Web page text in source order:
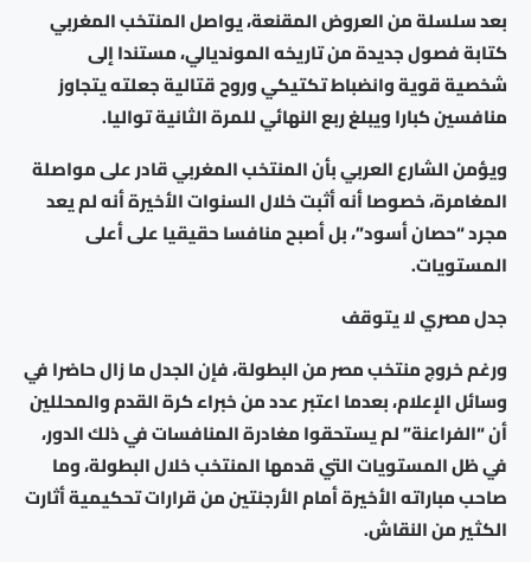
بعد سلسلة من العروض المقنعة، يواصل المنتخب المغربي
كتابة فصول جديدة من تاريخه المونديالي، مستندا إلى
شخصية قوية وانضباط تكتيكي وروح قتالية جعلته يتجاوز
منافسين كبارا ويبلغ ربع النهائي للمرة الثانية تواليا.
ويؤمن الشارع العربي بأن المنتخب المغربي قادر على مواصلة
المغامرة، خصوصا أنه أثبت خلال السنوات الأخيرة أنه لم يعد
مجرد “حصان أسود”، بل أصبح منافسا حقيقيا على أعلى
المستويات.
جدل مصري لا يتوقف
ورغم خروج منتخب مصر من البطولة، فإن الجدل ما زال حاضرا في
وسائل الإعلام، بعدما اعتبر عدد من خبراء كرة القدم والمحللين
أن “الفراعنة” لم يستحقوا مغادرة المنافسات في ذلك الدور،
في ظل المستويات التي قدمها المنتخب خلال البطولة، وما
صاحب مباراته الأخيرة أمام الأرجنتين من قرارات تحكيمية أثارت
الكثير من النقاش.